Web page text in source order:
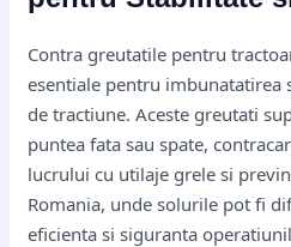
Contra greutatile pentru
esentiale pentru imbunatatirea
de tractiune. Aceste greutati
puntea fata sau spate,
lucrului cu utilaje grele si
Romania, unde solurile pot fi
eficienta si siguranta